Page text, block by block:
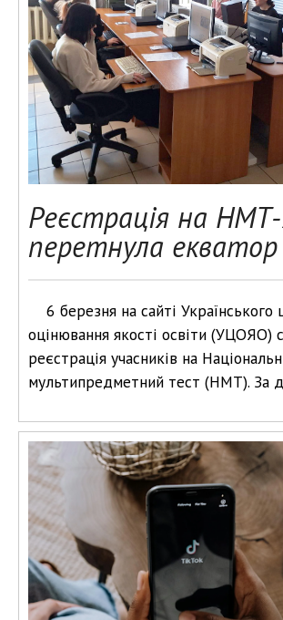
Реєстрація на
перетнула екватор
6 березня на сайті Українського
оцінювання якості освіти (УЦОЯО)
реєстрація учасників на
мультипредметний тест (НМТ). За